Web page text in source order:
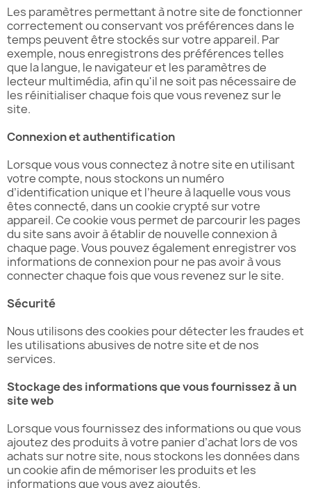
Les paramètres permettant à notre site de fonctionner
correctement ou conservant vos préférences dans le
temps peuvent être stockés sur votre appareil. Par
exemple, nous enregistrons des préférences telles
que la langue, le navigateur et les paramètres de
lecteur multimédia, afin qu'il ne soit pas nécessaire de
les réinitialiser chaque fois que vous revenez sur le
site.
Connexion et authentification
Lorsque vous vous connectez à notre site en utilisant
votre compte, nous stockons un numéro
d’identification unique et l’heure à laquelle vous vous
êtes connecté, dans un cookie crypté sur votre
appareil. Ce cookie vous permet de parcourir les pages
du site sans avoir à établir de nouvelle connexion à
chaque page. Vous pouvez également enregistrer vos
informations de connexion pour ne pas avoir à vous
connecter chaque fois que vous revenez sur le site.
Sécurité
Nous utilisons des cookies pour détecter les fraudes et
les utilisations abusives de notre site et de nos
services.
Stockage des informations que vous fournissez à un
site web
Lorsque vous fournissez des informations ou que vous
ajoutez des produits à votre panier d’achat lors de vos
achats sur notre site, nous stockons les données dans
un cookie afin de mémoriser les produits et les
informations que vous avez ajoutés.